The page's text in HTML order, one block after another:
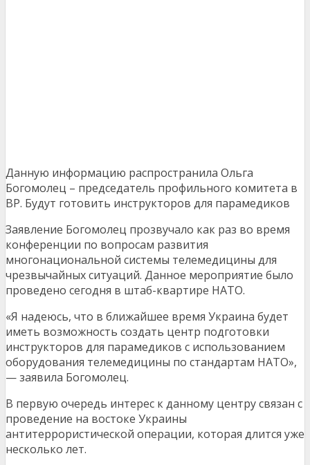
Данную информацию распространила Ольга
Богомолец – председатель профильного комитета в
ВР. Будут готовить инструкторов для парамедиков
Заявление Богомолец прозвучало как раз во время
конференции по вопросам развития
многонациональной системы телемедицины для
чрезвычайных ситуаций. Данное мероприятие было
проведено сегодня в штаб-квартире НАТО.
«Я надеюсь, что в ближайшее время Украина будет
иметь возможность создать центр подготовки
инструкторов для парамедиков с использованием
оборудования телемедицины по стандартам НАТО»,
— заявила Богомолец.
В первую очередь интерес к данному центру связан с
проведение на востоке Украины
антитеррористической операции, которая длится уже
несколько лет.